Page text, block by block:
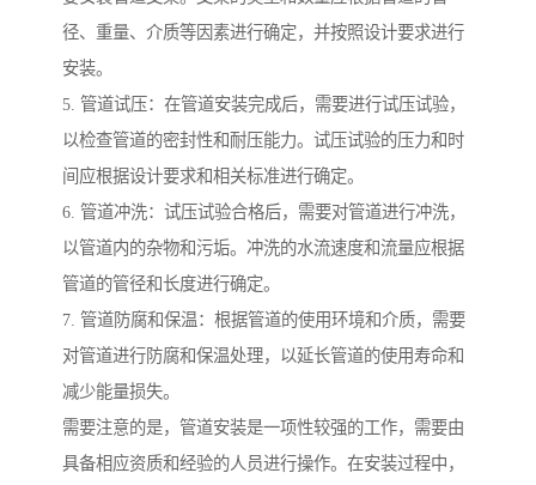
径、重量、介质等因素进行确定，并按照设计要求进行
安装。
5. 管道试压：在管道安装完成后，需要进行试压试验，
以检查管道的密封性和耐压能力。试压试验的压力和时
间应根据设计要求和相关标准进行确定。
6. 管道冲洗：试压试验合格后，需要对管道进行冲洗，
以管道内的杂物和污垢。冲洗的水流速度和流量应根据
管道的管径和长度进行确定。
7. 管道防腐和保温：根据管道的使用环境和介质，需要
对管道进行防腐和保温处理，以延长管道的使用寿命和
减少能量损失。
需要注意的是，管道安装是一项性较强的工作，需要由
具备相应资质和经验的人员进行操作。在安装过程中，